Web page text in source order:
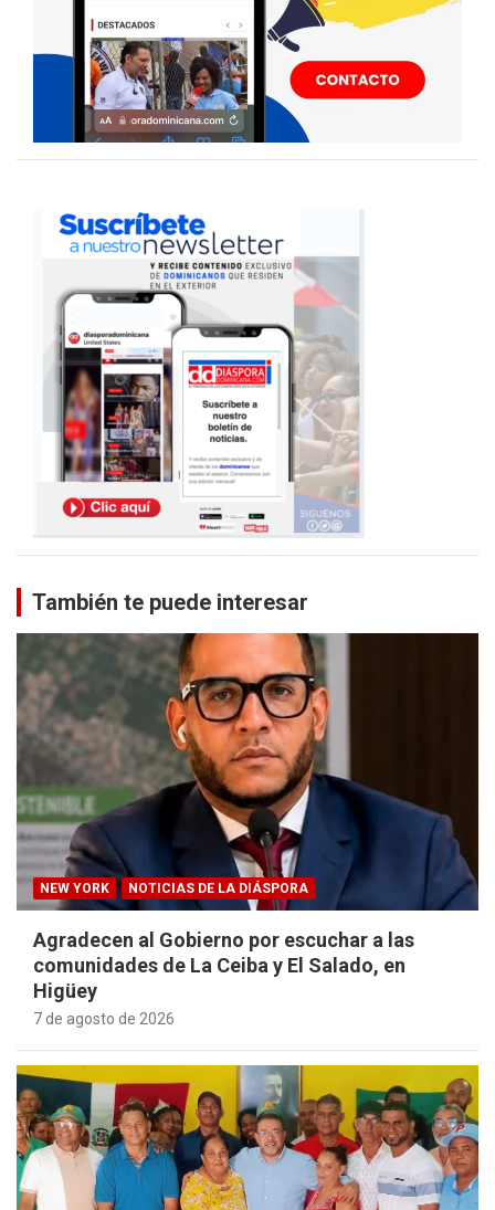
También te puede interesar
NEW YORK NOTICIAS DE LA DIÁSPORA
Agradecen al Gobierno por escuchar a las
comunidades de La Ceiba y El Salado, en
Higüey
7 de agosto de 2026